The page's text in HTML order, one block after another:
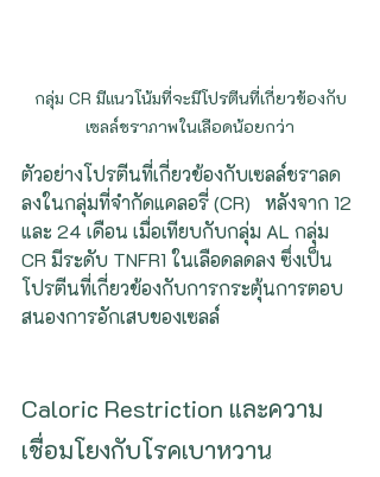
กลุ่ม CR มีแนวโน้มที่จะมีโปรตีนที่เกี่ยวข้องกับ
เซลล์ชราภาพในเลือดน้อยกว่า
ตัวอย่างโปรตีนที่เกี่ยวข้องกับเซลล์ชราลด
ลงในกลุ่มที่จำกัดแคลอรี่ (CR)
หลังจาก 12
และ 24 เดือน เมื่อเทียบกับกลุ่ม AL กลุ่ม
CR มีระดับ TNFR1 ในเลือดลดลง ซึ่งเป็น
โปรตีนที่เกี่ยวข้องกับการกระตุ้นการตอบ
สนองการอักเสบของเซลล์
Caloric Restriction และความ
เชื่อมโยงกับโรคเบาหวาน